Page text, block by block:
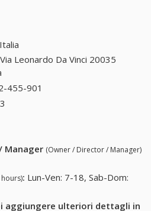
Leonardo Da Vinci 20035
455-901
Manager (Owner / Director / Manager)
: Lun-Ven: 7-18, Sab-Dom:
aggiungere ulteriori dettagli in